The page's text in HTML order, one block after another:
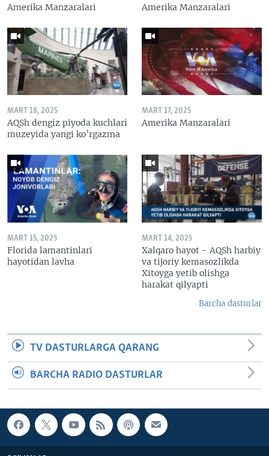
Amerika Manzaralari Amerika Manzaralari
MART 18, 2025
AQSh dengiz piyoda kuchlari
muzeyida yangi ko’rgazma
MART 17, 2025
Amerika Manzaralari
MART 15, 2025
Florida lamantinlari
hayotidan lavha
MART 14, 2025
Xalqaro hayot - AQSh harbiy
va tijoriy kemasozlikda
Xitoyga yetib olishga
harakat qilyapti
Barcha dasturlar
TV DASTURLARGA QARANG
BARCHA RADIO DASTURLAR